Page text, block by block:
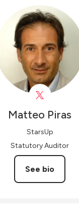
Matteo Piras
StarsUp
Statutory Auditor
See bio